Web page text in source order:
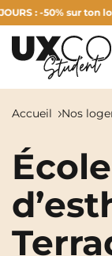
: -50% sur ton
Nos
Annemasse
Aulnoy-Lez-
Qui
Accueil Nos
École